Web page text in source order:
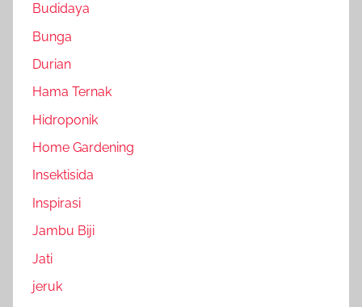
Budidaya
Bunga
Durian
Hama Ternak
Hidroponik
Home Gardening
Insektisida
Inspirasi
Jambu Biji
Jati
jeruk